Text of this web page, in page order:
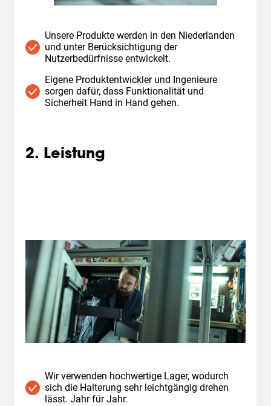
Unsere Produkte werden in den Niederlanden
und unter Berücksichtigung der
Nutzerbedürfnisse entwickelt.
Eigene Produktentwickler und Ingenieure
sorgen dafür, dass Funktionalität und
Sicherheit Hand in Hand gehen.
2. Leistung
Wir verwenden hochwertige Lager, wodurch
sich die Halterung sehr leichtgängig drehen
lässt. Jahr für Jahr.